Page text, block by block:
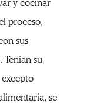
y cocinar
proceso,
sus
Tenían su
se